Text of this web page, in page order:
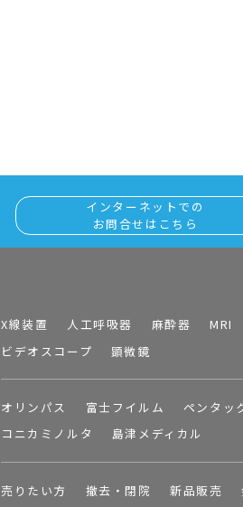
インターネットでの
お問合せはこちら
X線装置 人工呼吸器 麻酔器 MRI
ビデオスコープ
顕微鏡
オリンパス 富士フイルム ペンタッ
コニカミノルタ
島津メディカル
売りたい方 撤去・閉院 新品販売